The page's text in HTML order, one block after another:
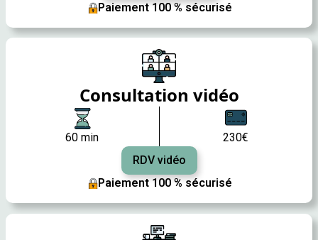
Paiement 100 % sécurisé
Consultation vidéo
60 min
230€
RDV vidéo
Paiement 100 % sécurisé